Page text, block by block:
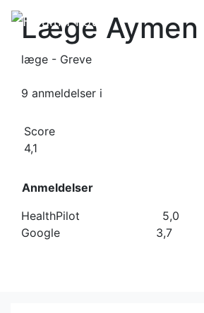
Læge Aymen
læge - Greve
9 anmeldelser i
Score
4,1
Anmeldelser
HealthPilot
5,0
Google
3,7